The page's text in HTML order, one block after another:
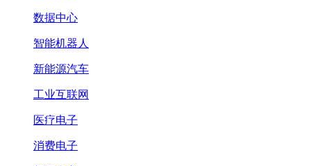
数据中心
智能机器人
新能源汽车
工业互联网
医疗电子
消费电子